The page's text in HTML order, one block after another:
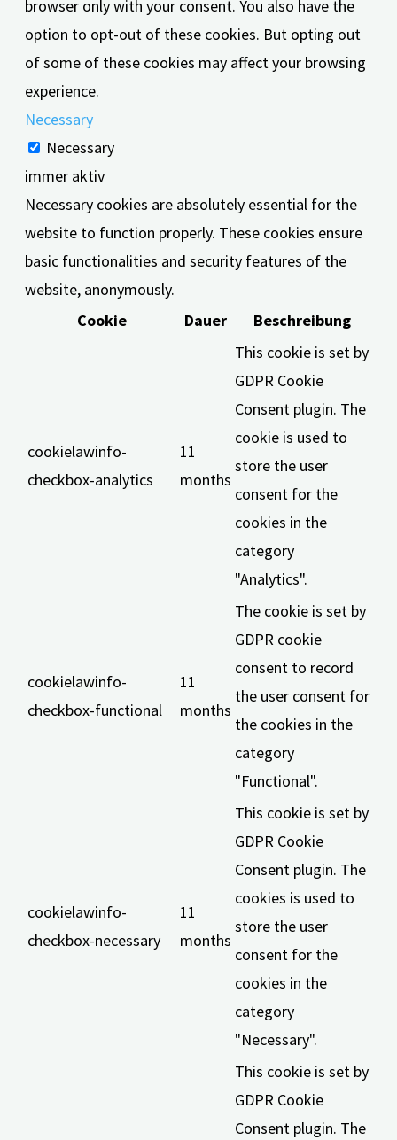
browser only with your consent. You also have the
option to opt-out of these cookies. But opting out
of some of these cookies may affect your browsing
experience.
Necessary
Necessary
immer aktiv
Necessary cookies are absolutely essential for the
website to function properly. These cookies ensure
basic functionalities and security features of the
website, anonymously.
Cookie
Dauer Beschreibung
cookielawinfo-
checkbox-analytics
11
months
This cookie is set by
GDPR Cookie
Consent plugin. The
cookie is used to
store the user
consent for the
cookies in the
category
"Analytics".
cookielawinfo-
checkbox-functional
11
months
The cookie is set by
GDPR cookie
consent to record
the user consent for
the cookies in the
category
"Functional".
cookielawinfo-
checkbox-necessary
11
months
This cookie is set by
GDPR Cookie
Consent plugin. The
cookies is used to
store the user
consent for the
cookies in the
category
"Necessary".
This cookie is set by
GDPR Cookie
Consent plugin. The